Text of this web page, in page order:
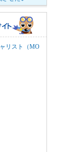
リスト（MO